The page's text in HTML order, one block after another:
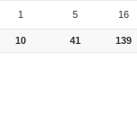
1 5 16
10 41 139